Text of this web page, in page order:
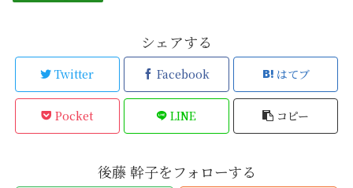
シェアする
Twitter Facebook はてブ
Pocket LINE コピー
後藤 幹子をフォローする